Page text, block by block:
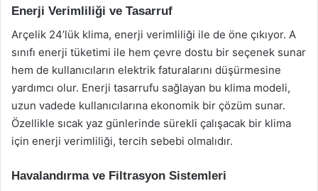
Enerji Verimliliği ve Tasarruf
Arçelik 24’lük klima, enerji verimliliği ile de öne çıkıyor. A
sınıfı enerji tüketimi ile hem çevre dostu bir seçenek sunar
hem de kullanıcıların elektrik faturalarını düşürmesine
yardımcı olur. Enerji tasarrufu sağlayan bu klima modeli,
uzun vadede kullanıcılarına ekonomik bir çözüm sunar.
Özellikle sıcak yaz günlerinde sürekli çalışacak bir klima
için enerji verimliliği, tercih sebebi olmalıdır.
Havalandırma ve Filtrasyon Sistemleri